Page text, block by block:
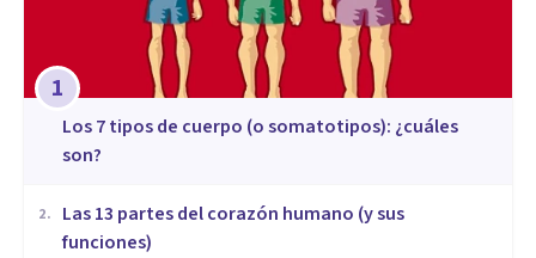
1
​Los 7 tipos de cuerpo (o somatotipos): ¿cuáles
son?
2.
Las 13 partes del corazón humano (y sus
funciones)